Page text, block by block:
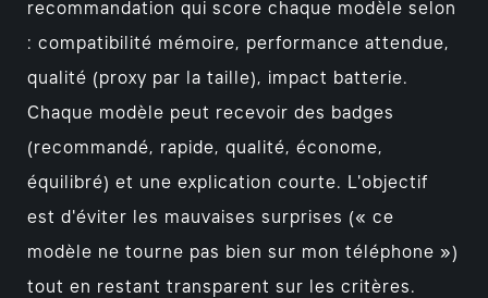
recommandation qui score chaque modèle selon
: compatibilité mémoire, performance attendue,
qualité (proxy par la taille), impact batterie.
Chaque modèle peut recevoir des badges
(recommandé, rapide, qualité, économe,
équilibré) et une explication courte. L'objectif
est d'éviter les mauvaises surprises (« ce
modèle ne tourne pas bien sur mon téléphone »)
tout en restant transparent sur les critères.